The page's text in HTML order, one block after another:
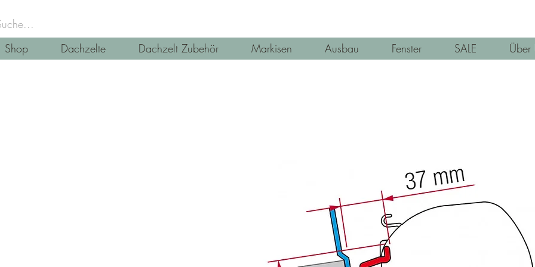
Shop Dachzelte Dachzelt Zubehör Markisen Ausbau Fenster SALE Über